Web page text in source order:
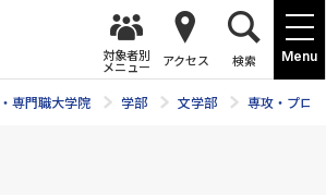
Menu
対象者別
メニュー アクセス 検索
専門職大学院 学部 文学部 専攻・プロ